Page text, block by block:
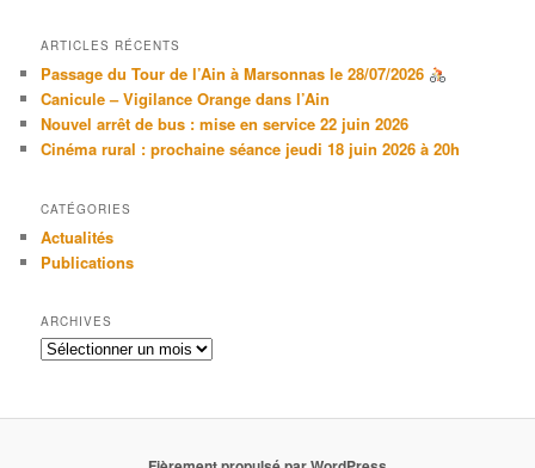
ARTICLES RÉCENTS
Passage du Tour de l’Ain à Marsonnas le 28/07/2026
Canicule – Vigilance Orange dans l’Ain
Nouvel arrêt de bus : mise en service 22 juin 2026
Cinéma rural : prochaine séance jeudi 18 juin 2026 à 20h
CATÉGORIES
Actualités
Publications
ARCHIVES
Archives